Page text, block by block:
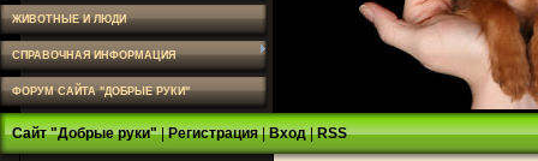
ЖИВОТНЫЕ И ЛЮДИ
СПРАВОЧНАЯ ИНФОРМАЦИЯ
ФОРУМ САЙТА "ДОБРЫЕ РУКИ"
Сайт "Добрые руки"|Регистрация|Вход|RSS